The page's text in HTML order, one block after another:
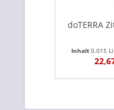
doTERRA
Inhalt 0.015